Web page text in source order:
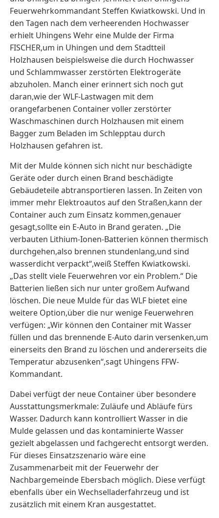
Feuerwehrkommandant Steffen Kwiatkowski. Und in
den Tagen nach dem verheerenden Hochwasser
erhielt Uhingens Wehr eine Mulde der Firma
FISCHER,um in Uhingen und dem Stadtteil
Holzhausen beispielsweise die durch Hochwasser
und Schlammwasser zerstörten Elektrogeräte
abzuholen. Manch einer erinnert sich noch gut
daran,wie der WLF-Lastwagen mit dem
orangefarbenen Container voller zerstörter
Waschmaschinen durch Holzhausen mit einem
Bagger zum Beladen im Schlepptau durch
Holzhausen gefahren ist.
Mit der Mulde können sich nicht nur beschädigte
Geräte oder durch einen Brand beschädigte
Gebäudeteile abtransportieren lassen. In Zeiten von
immer mehr Elektroautos auf den Straßen,kann der
Container auch zum Einsatz kommen,genauer
gesagt,sollte ein E-Auto in Brand geraten. „Die
verbauten Lithium-Ionen-Batterien können thermisch
durchgehen,also brennen stundenlang,und sind
wasserdicht verpackt“,weiß Steffen Kwiatkowski.
„Das stellt viele Feuerwehren vor ein Problem.“ Die
Batterien ließen sich nur unter großem Aufwand
löschen. Die neue Mulde für das WLF bietet eine
weitere Option,über die nur wenige Feuerwehren
verfügen: „Wir können den Container mit Wasser
füllen und das brennende E-Auto darin versenken,um
einerseits den Brand zu löschen und andererseits die
Temperatur abzusenken“,sagt Uhingens FFW-
Kommandant.
Dabei verfügt der neue Container über besondere
Ausstattungsmerkmale: Zuläufe und Abläufe fürs
Wasser. Dadurch kann kontrolliert Wasser in die
Mulde gelassen und das kontaminierte Wasser
gezielt abgelassen und fachgerecht entsorgt werden.
Für dieses Einsatzszenario wäre eine
Zusammenarbeit mit der Feuerwehr der
Nachbargemeinde Ebersbach möglich. Diese verfügt
ebenfalls über ein Wechselladerfahrzeug und ist
zusätzlich mit einem Kran ausgestattet.